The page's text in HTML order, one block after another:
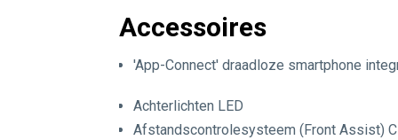
Onze advertenties zijn met zorg
controleer bij aankoop de zaken die uw
Deze Volkswagen T-Cross is een
Accessoires
'App-Connect' draadloze smartphone
Achterlichten LED
Afstandscontrolesysteem (Front Assist)